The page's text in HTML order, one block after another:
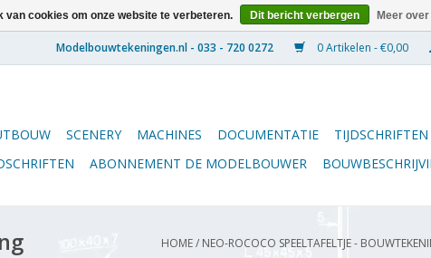
0 Artikelen - €0,00
SCENERY MACHINES DOCUMENTATIE
TIJDSCHRIFTEN
ABONNEMENT DE MODELBOUWER
HOME/ NEO-ROCOCO SPEELTAFELTJE -
van cookies om onze website te verbeteren. Dit bericht verbergen Meer